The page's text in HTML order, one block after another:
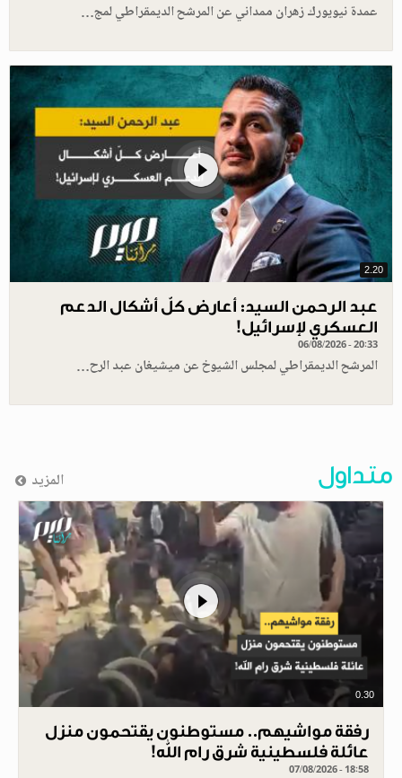
عمدة نيويورك زهران ممداني عن المرشح الديمقراطي لمج…
2.20
عبد الرحمن السيد: أعارض كلّ أشكال الدعم
العسكري لإسرائيل!
06/08/2026 - 20:33
المرشح الديمقراطي لمجلس الشيوخ عن ميشيغان عبد الرح…
متداول المزيد
0.30
رفقة مواشيهم.. مستوطنون يقتحمون منزل
عائلة فلسطينية شرق رام الله!
07/08/2026 - 18:58